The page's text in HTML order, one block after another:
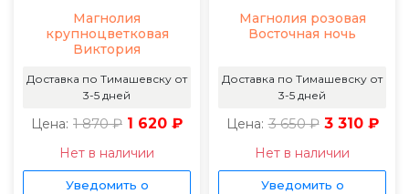
Магнолия
крупноцветковая
Виктория
Доставка по Тимашевску от
3-5 дней
Цена: 1 870 ₽ 1 620 ₽
Нет в наличии
Уведомить о
Магнолия розовая
Восточная ночь
Доставка по Тимашевску от
3-5 дней
Цена: 3 650 ₽ 3 310 ₽
Нет в наличии
Уведомить о